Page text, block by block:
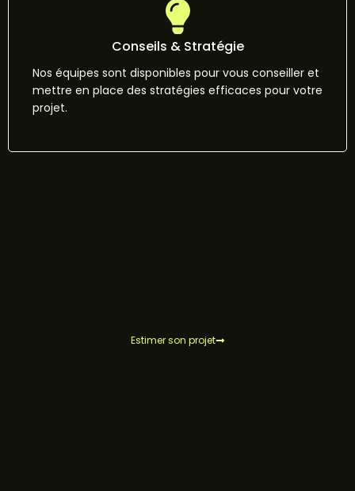
Conseils & Stratégie
Nos équipes sont disponibles pour vous conseiller et
mettre en place des stratégies efficaces pour votre
projet.
Estimer son projet